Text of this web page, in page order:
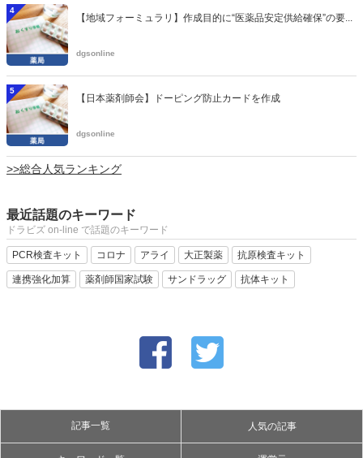
4
【地域フォーミュラリ】作成目的に“医薬品安定供給確保”の要...
dgsonline
5
【日本薬剤師会】ドーピング防止カードを作成
dgsonline
>>総合人気ランキング
最近話題のキーワード
ドラビズ on-line で話題のキーワード
PCR検査キット コロナ アライ 大正製薬 抗原検査キット
連携強化加算 薬剤師国家試験 サンドラッグ 抗体キット
記事一覧 人気の記事